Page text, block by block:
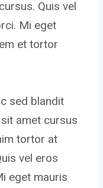
Quis vel
Mi eget
et tortor
sed blandit
amet cursus
tortor at
vel eros
eget mauris